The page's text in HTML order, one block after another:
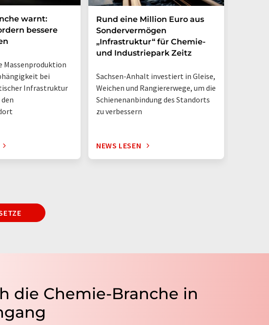
warnt:
bessere
Massenproduktion
bei
Infrastruktur
Rund eine Million Euro aus
Sondervermögen
„Infrastruktur“ für Chemie-
und Industriepark Zeitz
Sachsen-Anhalt investiert in Gleise,
Weichen und Rangiererwege, um die
Schienenanbindung des Standorts
zu verbessern
NEWS LESEN
die Chemie-Branche in